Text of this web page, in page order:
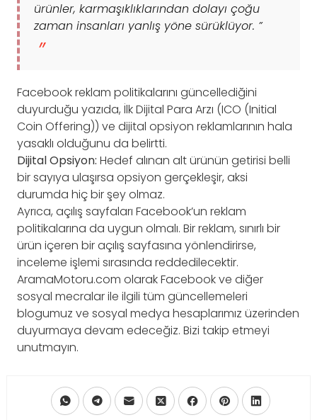
ürünler, karmaşıklıklarından dolayı çoğu
zaman insanları yanlış yöne sürüklüyor. ”
Facebook reklam politikalarını güncellediğini
duyurduğu yazıda, İlk Dijital Para Arzı (ICO (Initial
Coin Offering)) ve dijital opsiyon reklamlarının hala
yasaklı olduğunu da belirtti.
Dijital Opsiyon: Hedef alınan alt ürünün getirisi belli
bir sayıya ulaşırsa opsiyon gerçekleşir, aksi
durumda hiç bir şey olmaz.
Ayrıca, açılış sayfaları Facebook’un reklam
politikalarına da uygun olmalı. Bir reklam, sınırlı bir
ürün içeren bir açılış sayfasına yönlendirirse,
inceleme işlemi sırasında reddedilecektir.
AramaMotoru.com olarak Facebook ve diğer
sosyal mecralar ile ilgili tüm güncellemeleri
blogumuz ve sosyal medya hesaplarımız üzerinden
duyurmaya devam edeceğiz. Bizi takip etmeyi
unutmayın.